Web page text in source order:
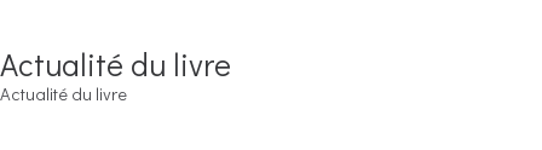
Actualité du livre
Actualité du livre